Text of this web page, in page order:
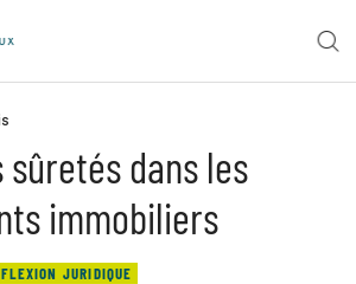
sûretés dans les
immobiliers
JURIDIQUE